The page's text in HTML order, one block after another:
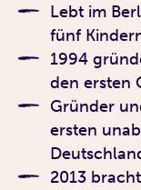
Lebt im
fünf
1994
den ersten
Gründer
ersten
2013